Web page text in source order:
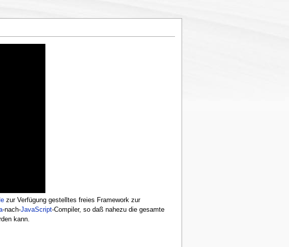
zur Verfügung gestelltes freies Framework zur
-nach-JavaScript-Compiler, so daß nahezu die gesamte
kann.